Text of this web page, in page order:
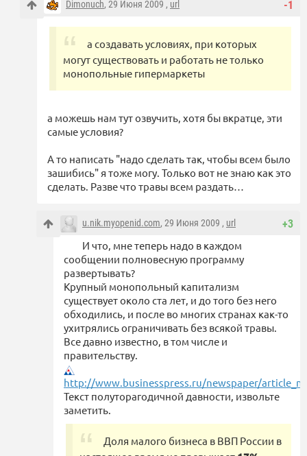
-1
Dimonuch, 29 Июня 2009 , url
а создавать условиях, при которых
могут существовать и работать не только
монопольные гипермаркеты
а можешь нам тут озвучить, хотя бы вкратце, эти
самые условия?
А то написать "надо сделать так, чтобы всем было
зашибись" я тоже могу. Только вот не знаю как это
сделать. Разве что травы всем раздать…
+3
u.nik.myopenid.com, 29 Июня 2009 , url
И что, мне теперь надо в каждом
сообщении полновесную программу
развертывать?
Крупный монопольный капитализм
существует около ста лет, и до того без него
обходились, и после во многих странах как-то
ухитрялись ограничивать без всякой травы.
Все давно известно, в том числе и
правительству.
http://www.businesspress.ru/newspaper/
Текст полуторагодичной давности, извольте
заметить.
Доля малого бизнеса в ВВП России в